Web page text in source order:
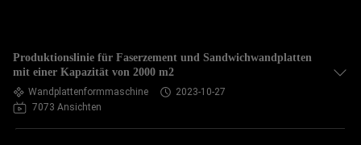
Produktionslinie für Faserzement und Sandwichwandplatten
mit einer Kapazität von 2000 m2
Wandplattenformmaschine
2023-10-27
7073 Ansichten